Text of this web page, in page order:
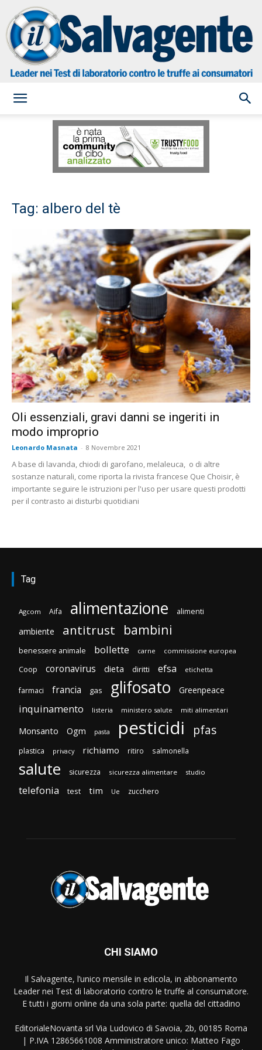
Salvagente
Tag: albero del tè
Oli essenziali, gravi danni se ingeriti in
modo improprio
Leonardo Masnata - 8 Novembre 2021
A base di lavanda, chiodi di garofano, melaleuca, o di altre
sostanze naturali, come riporta la rivista francese Que Choisir, è
importante seguire le istruzioni per l'uso per usare questi prodotti
per il contrasto ai disturbi quotidiani
Tag
Agcom Aifa alimentazione alimenti
ambiente antitrust bambini
benessere animale bollette carne commissione europea
Coop coronavirus dieta diritti efsa etichetta
farmaci francia gas glifosato Greenpeace
inquinamento listeria ministero salute miti alimentari
Monsanto Ogm pasta pesticidi pfas
plastica privacy richiamo ritiro salmonella
salute sicurezza sicurezza alimentare studio
telefonia test tim Ue zucchero
CHI SIAMO
Il Salvagente, l’unico mensile in edicola, in abbonamento
Leader nei Test di laboratorio contro le truffe al consumatore.
E tutti i giorni online da una sola parte: quella del cittadino
EditorialeNovanta srl Via Ludovico di Savoia, 2b, 00185 Roma
| P.IVA 12865661008 Amministratore unico: Matteo Fago